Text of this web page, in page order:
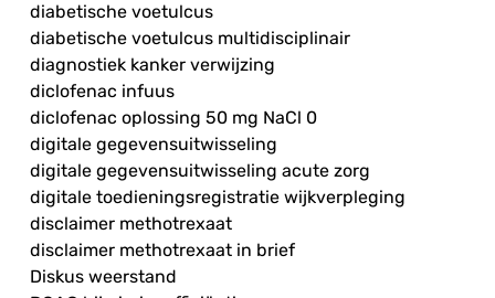
diabetische voetulcus
diabetische voetulcus multidisciplinair
diagnostiek kanker verwijzing
diclofenac infuus
diclofenac oplossing 50 mg NaCl 0
digitale gegevensuitwisseling
digitale gegevensuitwisseling acute zorg
digitale toedieningsregistratie wijkverpleging
disclaimer methotrexaat
disclaimer methotrexaat in brief
Diskus weerstand